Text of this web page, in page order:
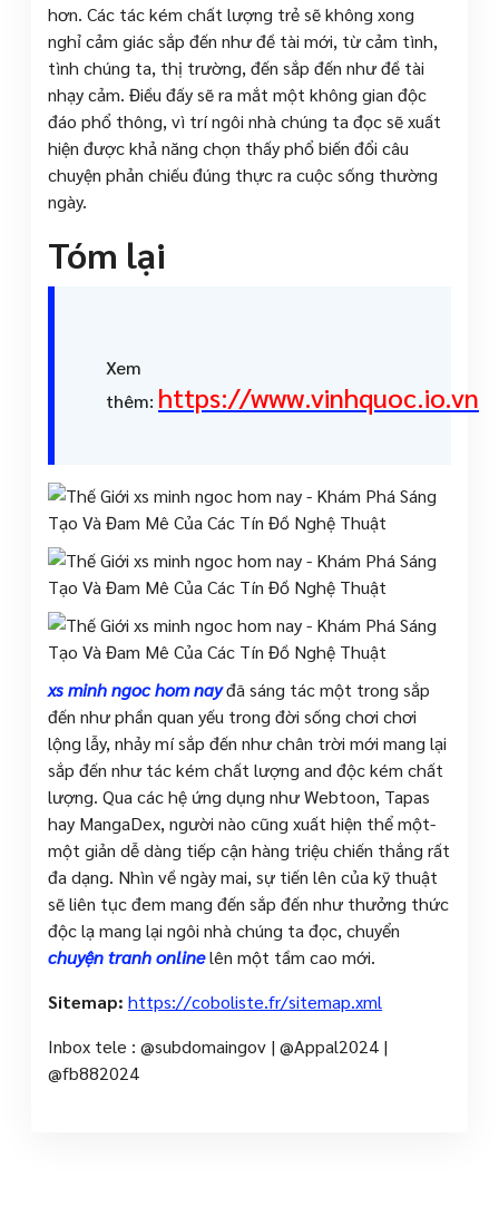
hơn. Các tác kém chất lượng trẻ sẽ không xong
nghỉ cảm giác sắp đến như đề tài mới, từ cảm tình,
tình chúng ta, thị trường, đến sắp đến như đề tài
nhạy cảm. Điều đấy sẽ ra mắt một không gian độc
đáo phổ thông, vì trí ngôi nhà chúng ta đọc sẽ xuất
hiện được khả năng chọn thấy phổ biến đổi câu
chuyện phản chiếu đúng thực ra cuộc sống thường
ngày.
Tóm lại
Xem
thêm: https://www.vinhquoc.io.vn
xs minh ngoc hom nayđã sáng tác một trong sắp
đến như phần quan yếu trong đời sống chơi chơi
lộng lẫy, nhảy mí sắp đến như chân trời mới mang lại
sắp đến như tác kém chất lượng and độc kém chất
lượng. Qua các hệ ứng dụng như Webtoon, Tapas
hay MangaDex, người nào cũng xuất hiện thể một-
một giản dễ dàng tiếp cận hàng triệu chiến thắng rất
đa dạng. Nhìn về ngày mai, sự tiến lên của kỹ thuật
sẽ liên tục đem mang đến sắp đến như thưởng thức
độc lạ mang lại ngôi nhà chúng ta đọc, chuyển
chuyện tranh onlinelên một tầm cao mới.
Sitemap: https://coboliste.fr/sitemap.xml
Inbox tele : @subdomaingov | @Appal2024 |
@fb882024